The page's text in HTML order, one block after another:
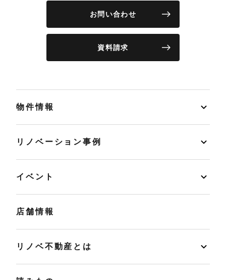
お問い合わせ
資料請求
物件情報
リノベーション事例
イベント
店舗情報
リノベ不動産とは